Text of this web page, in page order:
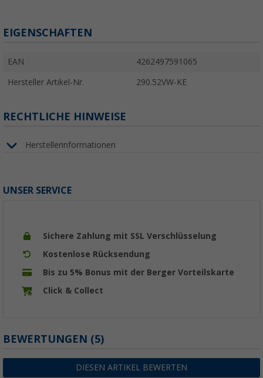
EIGENSCHAFTEN
EAN 4262497591065
Hersteller Artikel-Nr. 290.52VW-KE
RECHTLICHE HINWEISE
Herstellerinformationen
UNSER SERVICE
Sichere Zahlung mit SSL Verschlüsselung
Kostenlose Rücksendung
Bis zu 5% Bonus mit der Berger Vorteilskarte
Click & Collect
BEWERTUNGEN (5)
DIESEN ARTIKEL BEWERTEN